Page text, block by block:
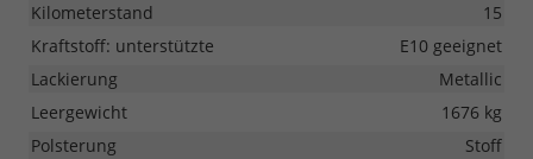
Kilometerstand
15
Kraftstoff: unterstützte
E10 geeignet
Lackierung
Metallic
Leergewicht
1676 kg
Polsterung
Stoff